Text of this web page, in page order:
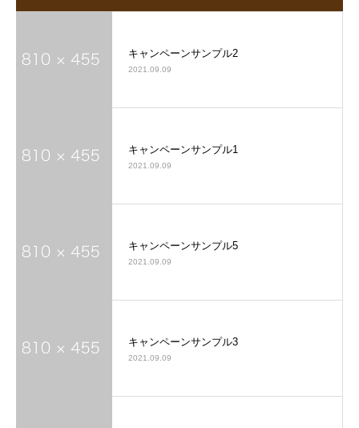
キャンペーンサンプル2
2021.09.09
キャンペーンサンプル1
2021.09.09
キャンペーンサンプル5
2021.09.09
キャンペーンサンプル3
2021.09.09